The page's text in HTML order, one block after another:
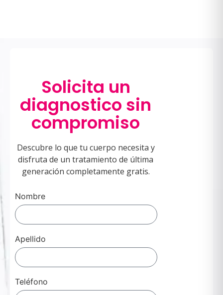
Solicita un
diagnostico sin
compromiso
Descubre lo que tu cuerpo necesita y
disfruta de un tratamiento de última
generación completamente gratis.
Nombre
Apellido
Teléfono